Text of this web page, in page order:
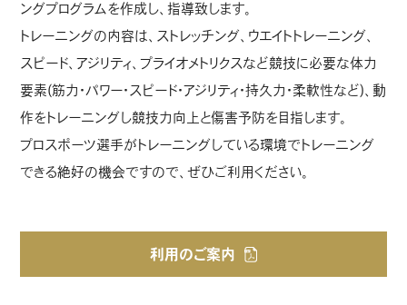
ングプログラムを作成し、指導致します。
トレーニングの内容は、ストレッチング、ウエイトトレーニング、
スピード、アジリティ、プライオメトリクスなど競技に必要な体力
要素(筋力・パワー・スピード・アジリティ・持久力・柔軟性など)、動
作をトレーニングし競技力向上と傷害予防を目指します。
プロスポーツ選手がトレーニングしている環境でトレーニング
できる絶好の機会ですので、ぜひご利用ください。
利用のご案内